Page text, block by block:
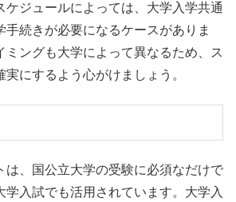
ケジュールによっては、大学入学共通
手続きが必要になるケースがありま
ミングも大学によって異なるため、ス
にするよう心がけましょう。
は、国公立大学の受験に必須なだけで
学入試でも活用されています。大学入